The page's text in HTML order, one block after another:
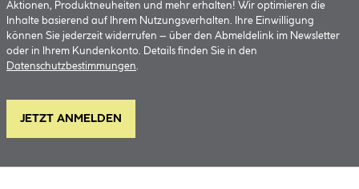
Aktionen, Produktneuheiten und mehr erhalten! Wir optimieren die
Inhalte basierend auf Ihrem Nutzungsverhalten. Ihre Einwilligung
können Sie jederzeit widerrufen – über den Abmeldelink im Newsletter
oder in Ihrem Kundenkonto. Details finden Sie in den
Datenschutzbestimmungen.
JETZT ANMELDEN